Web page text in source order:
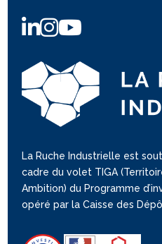
La Ruche Industrielle est
cadre du volet TIGA
Ambition) du Programme
opéré par la Caisse des